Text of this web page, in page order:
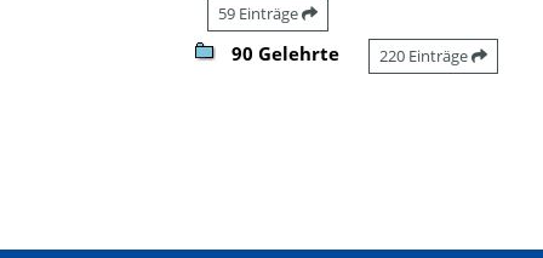
59 Einträge
90 Gelehrte 220 Einträge